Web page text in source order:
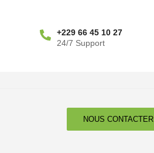
+229 66 45 10 27
24/7 Support
NOUS CONTACTER